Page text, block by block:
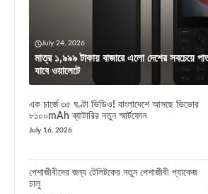
July 24, 2026
মাত্র ১,৯৯৯ টাকায় বাজারে এলো দেশের সবচেয়ে
যাবে ওয়ালেটে
এক চার্জে ৩৫ ঘণ্টা ভিডিও! বাংলাদেশে আসছে ভিভোর
৮১০০mAh ব্যাটারির নতুন স্মার্টফোন
July 16, 2026
পেশাজীবীদের জন্য টেলিটকের নতুন পেশাজীবী প্যাকেজ
চালু